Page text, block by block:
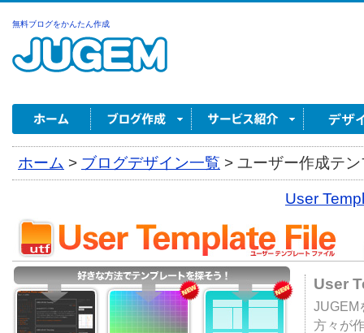
無料ブログをかんたん作成
ホーム > ブログデザイン一覧 > ユーザー作成テ
User
User
JUGEM
方々が